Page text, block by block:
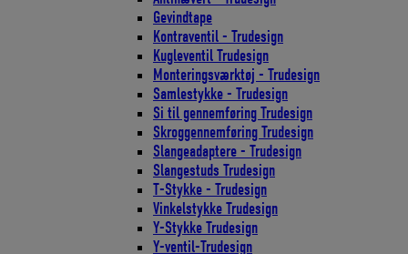
Gevindtape
Kontraventil - Trudesign
Kugleventil Trudesign
Monteringsværktøj - Trudesign
Samlestykke - Trudesign
Si til gennemføring Trudesign
Skroggennemføring Trudesign
Slangeadaptere - Trudesign
Slangestuds Trudesign
T-Stykke - Trudesign
Vinkelstykke Trudesign
Y-Stykke Trudesign
Y-ventil-Trudesign